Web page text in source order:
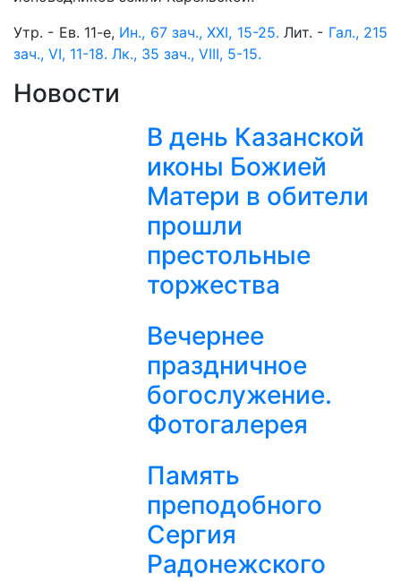
Утр. - Ев. 11-е, Ин., 67 зач., XXI, 15-25. Лит. - Гал., 215
зач., VI, 11-18. Лк., 35 зач., VIII, 5-15.
Новости
В день Казанской
иконы Божией
Матери в обители
прошли
престольные
торжества
Вечернее
праздничное
богослужение.
Фотогалерея
Память
преподобного
Сергия
Радонежского